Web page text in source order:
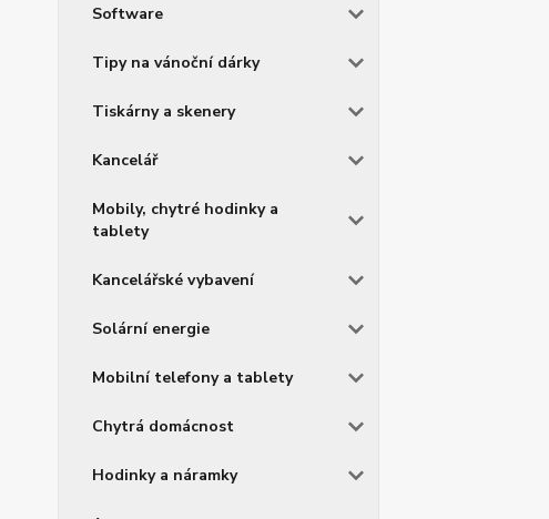
Software
Tipy na vánoční dárky
Tiskárny a skenery
Kancelář
Mobily, chytré hodinky a
tablety
Kancelářské vybavení
Solární energie
Mobilní telefony a tablety
Chytrá domácnost
Hodinky a náramky